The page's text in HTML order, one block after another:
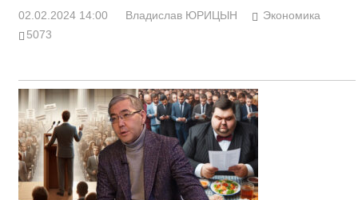
02.02.2024 14:00 Владислав ЮРИЦЫН
Экономика
5073